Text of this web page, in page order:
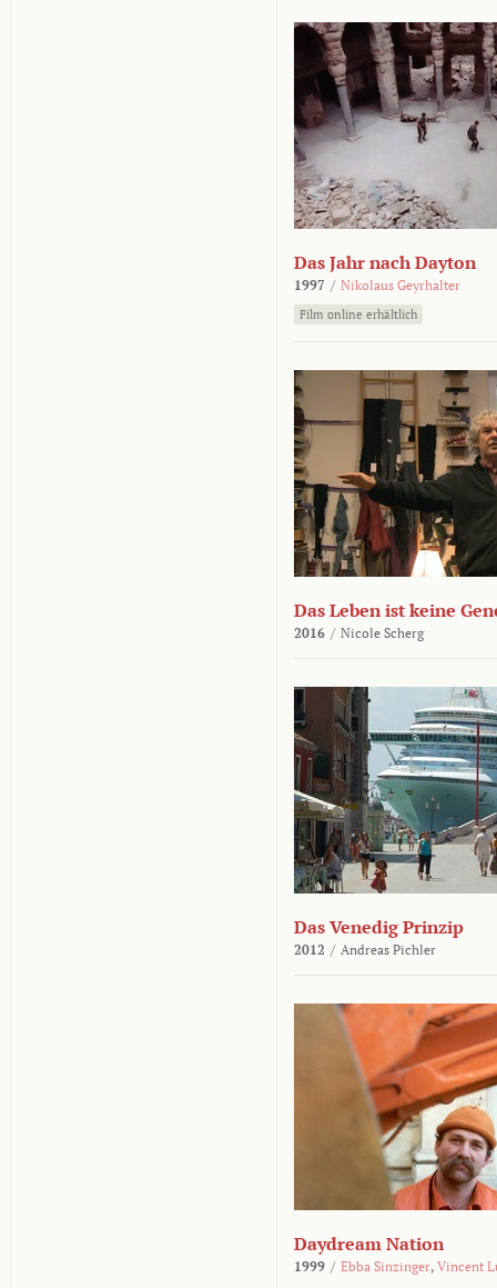
Das Jahr nach Dayton
1997 / Nikolaus Geyrhalter
Film online erhältlich
Das Leben ist keine
2016 / Nicole Scherg
Das Venedig Prinzip
2012 / Andreas Pichler
Daydream Nation
1999 / Ebba Sinzinger, Vincent